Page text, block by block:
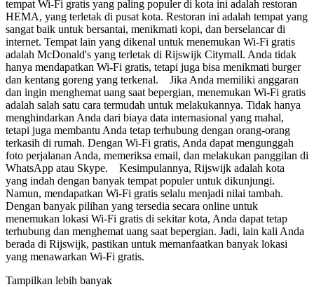
tempat Wi-Fi gratis yang paling populer di kota ini adalah restoran
HEMA, yang terletak di pusat kota. Restoran ini adalah tempat yang
sangat baik untuk bersantai, menikmati kopi, dan berselancar di
internet. Tempat lain yang dikenal untuk menemukan Wi-Fi gratis
adalah McDonald's yang terletak di Rijswijk Citymall. Anda tidak
hanya mendapatkan Wi-Fi gratis, tetapi juga bisa menikmati burger
dan kentang goreng yang terkenal. Jika Anda memiliki anggaran
dan ingin menghemat uang saat bepergian, menemukan Wi-Fi gratis
adalah salah satu cara termudah untuk melakukannya. Tidak hanya
menghindarkan Anda dari biaya data internasional yang mahal,
tetapi juga membantu Anda tetap terhubung dengan orang-orang
terkasih di rumah. Dengan Wi-Fi gratis, Anda dapat mengunggah
foto perjalanan Anda, memeriksa email, dan melakukan panggilan di
WhatsApp atau Skype. Kesimpulannya, Rijswijk adalah kota
yang indah dengan banyak tempat populer untuk dikunjungi.
Namun, mendapatkan Wi-Fi gratis selalu menjadi nilai tambah.
Dengan banyak pilihan yang tersedia secara online untuk
menemukan lokasi Wi-Fi gratis di sekitar kota, Anda dapat tetap
terhubung dan menghemat uang saat bepergian. Jadi, lain kali Anda
berada di Rijswijk, pastikan untuk memanfaatkan banyak lokasi
yang menawarkan Wi-Fi gratis.
Tampilkan lebih banyak